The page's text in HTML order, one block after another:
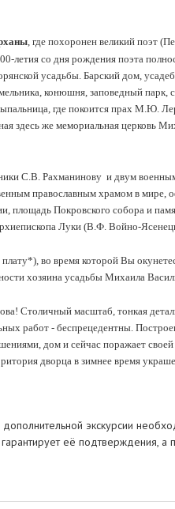
, где похоронен великий поэт
летия со дня рождения поэта
усадьбы. Барский дом,
конюшня, заповедный
где покоится прах М.Ю.
здесь же мемориальная церковь
С.В. Рахманинову и двум
православным храмом в мире,
площадь Покровского собора и
Луки (В.Ф. Войно-
плату*), во время которой Вы
хозяина усадьбы Михаила
Столичный масштаб, тонкая
работ - беспрецедентны.
дом и сейчас поражает
дворца в зимнее время
экскурсии
её подтверждения, а